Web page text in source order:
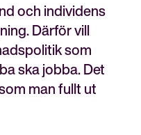
och individens
Därför vill
som
ska jobba. Det
man fullt ut